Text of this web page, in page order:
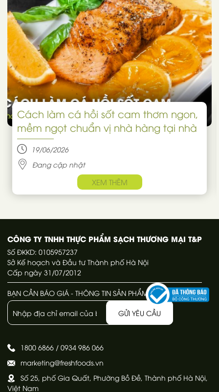
Cách làm cá hồi sốt cam thơm ngon,
mềm ngọt chuẩn vị nhà hàng tại nhà
19/06/2026
Đang cập nhật
XEM THÊM
CÔNG TY TNHH THỰC PHẨM SẠCH THƯƠNG MẠI T&P
Số ĐKKD: 0105957237
Sở Kế hoạch và Đầu tư Thành phố Hà Nội
Cấp ngày 31/07/2012
BẠN CẦN BÁO GIÁ - THÔNG TIN SẢN PHẨM
GỬI YÊU CẦU
1800 6866 / 0934 986 066
marketing@freshfoods.vn
Số 25, phố Gia Quất, Phường Bồ Đề, Thành phố Hà Nội,
Việt Nam